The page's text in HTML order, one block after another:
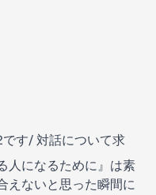
す/ 対話について求
人になるために』は素
えないと思った瞬間に